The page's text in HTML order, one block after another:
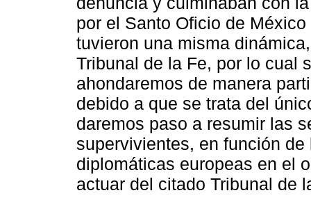
por el Santo Oficio de
tuvieron una misma
Tribunal de la Fe, por lo cual
ahondaremos de manera
debido a que se trata del
daremos paso a resumir las
supervivientes, en función
diplomáticas europeas en el
actuar del citado Tribunal de